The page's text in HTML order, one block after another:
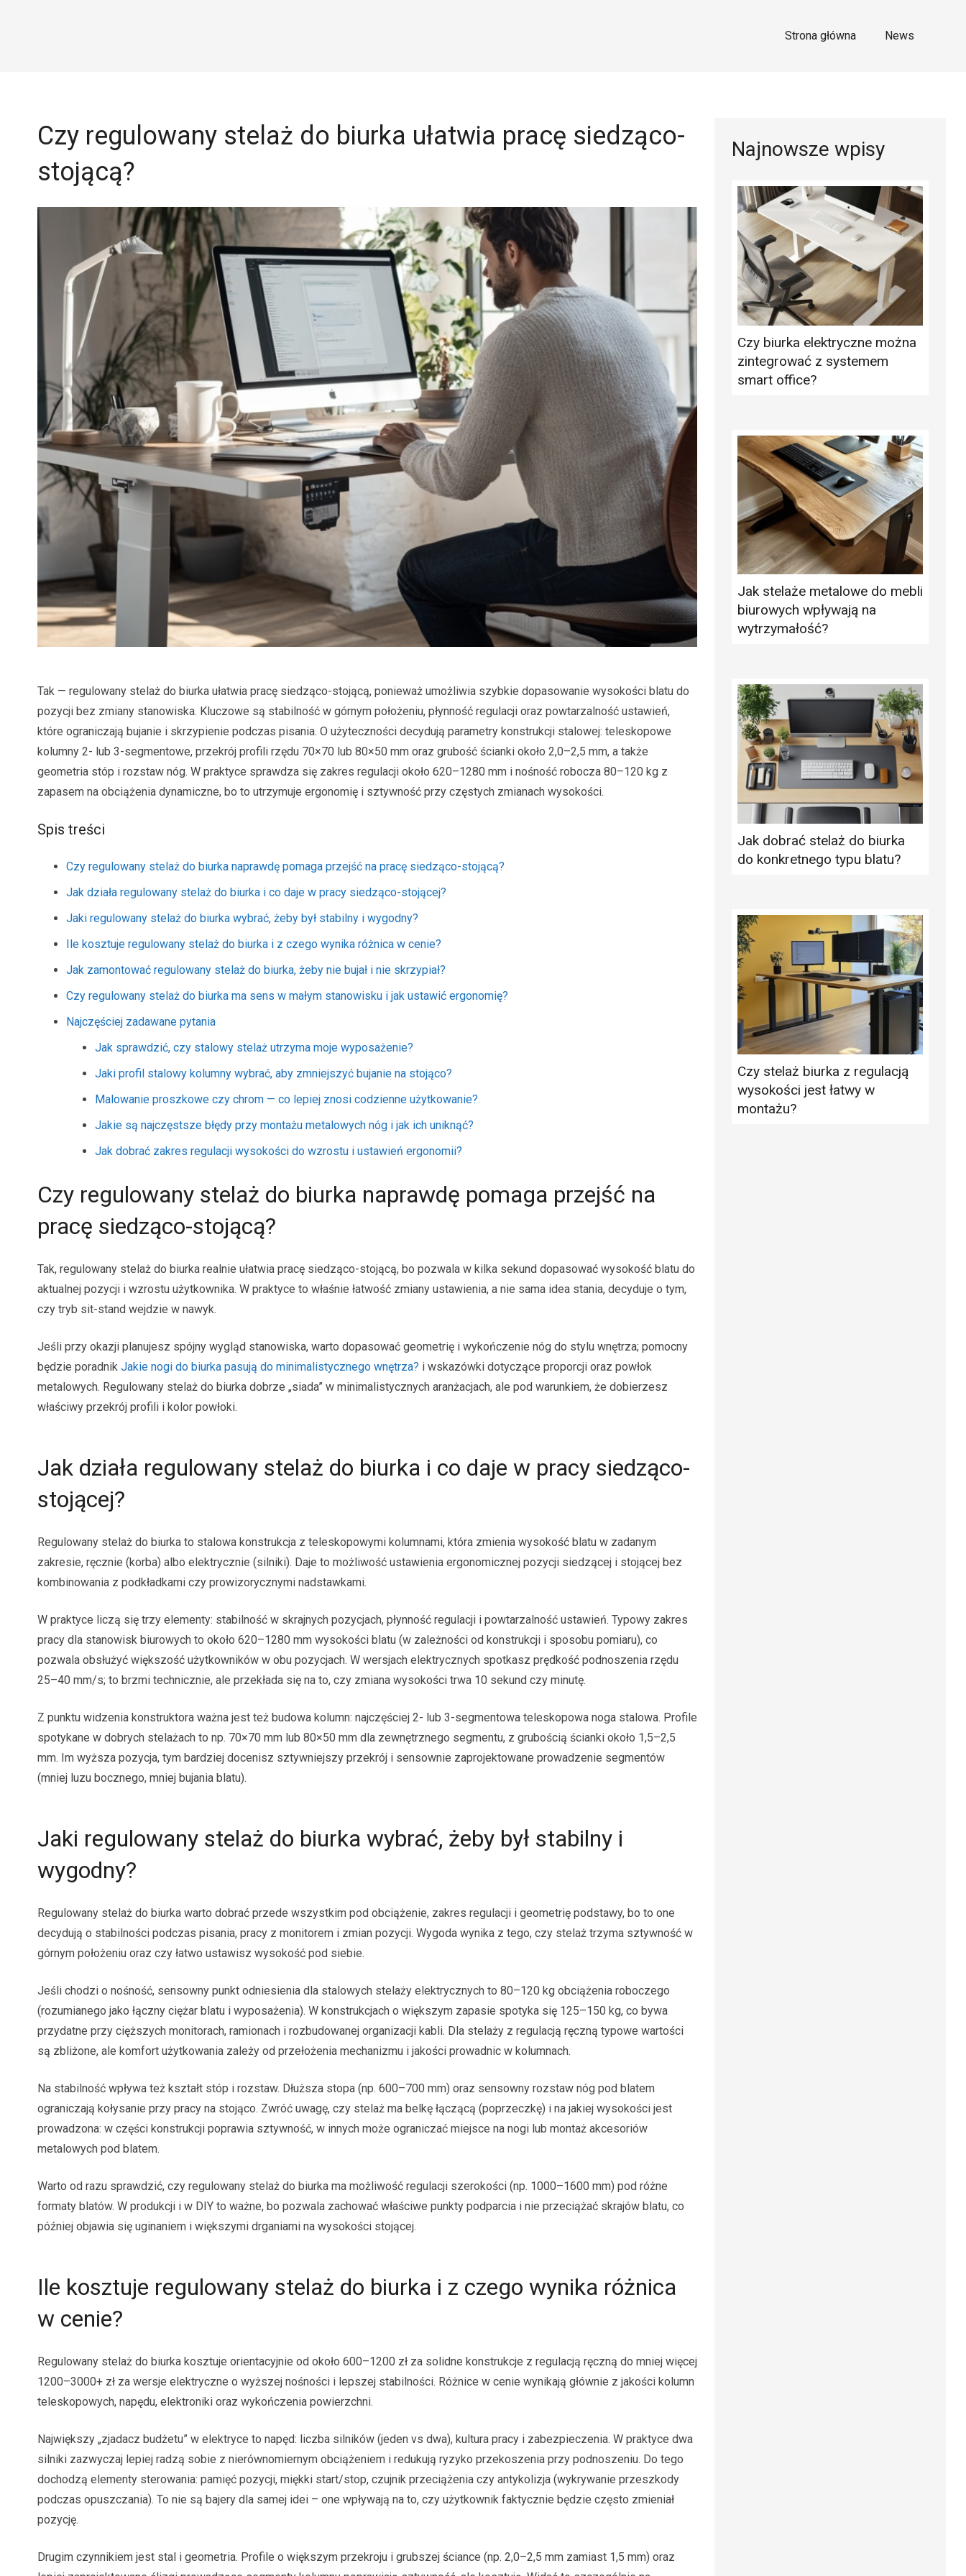
Strona główna News
Czy regulowany stelaż do biurka ułatwia pracę siedząco-
stojącą?
Tak — regulowany stelaż do biurka ułatwia pracę siedząco-stojącą, ponieważ umożliwia szybkie dopasowanie wysokości blatu do
pozycji bez zmiany stanowiska. Kluczowe są stabilność w górnym położeniu, płynność regulacji oraz powtarzalność ustawień,
które ograniczają bujanie i skrzypienie podczas pisania. O użyteczności decydują parametry konstrukcji stalowej: teleskopowe
kolumny 2- lub 3-segmentowe, przekrój profili rzędu 70×70 lub 80×50 mm oraz grubość ścianki około 2,0–2,5 mm, a także
geometria stóp i rozstaw nóg. W praktyce sprawdza się zakres regulacji około 620–1280 mm i nośność robocza 80–120 kg z
zapasem na obciążenia dynamiczne, bo to utrzymuje ergonomię i sztywność przy częstych zmianach wysokości.
Spis treści
Czy regulowany stelaż do biurka naprawdę pomaga przejść na pracę siedząco-stojącą?
Jak działa regulowany stelaż do biurka i co daje w pracy siedząco-stojącej?
Jaki regulowany stelaż do biurka wybrać, żeby był stabilny i wygodny?
Ile kosztuje regulowany stelaż do biurka i z czego wynika różnica w cenie?
Jak zamontować regulowany stelaż do biurka, żeby nie bujał i nie skrzypiał?
Czy regulowany stelaż do biurka ma sens w małym stanowisku i jak ustawić ergonomię?
Najczęściej zadawane pytania
Jak sprawdzić, czy stalowy stelaż utrzyma moje wyposażenie?
Jaki profil stalowy kolumny wybrać, aby zmniejszyć bujanie na stojąco?
Malowanie proszkowe czy chrom — co lepiej znosi codzienne użytkowanie?
Jakie są najczęstsze błędy przy montażu metalowych nóg i jak ich uniknąć?
Jak dobrać zakres regulacji wysokości do wzrostu i ustawień ergonomii?
Czy regulowany stelaż do biurka naprawdę pomaga przejść na
pracę siedząco-stojącą?
Tak, regulowany stelaż do biurka realnie ułatwia pracę siedząco-stojącą, bo pozwala w kilka sekund dopasować wysokość blatu do
aktualnej pozycji i wzrostu użytkownika. W praktyce to właśnie łatwość zmiany ustawienia, a nie sama idea stania, decyduje o tym,
czy tryb sit-stand wejdzie w nawyk.
Jeśli przy okazji planujesz spójny wygląd stanowiska, warto dopasować geometrię i wykończenie nóg do stylu wnętrza; pomocny
będzie poradnik Jakie nogi do biurka pasują do minimalistycznego wnętrza? i wskazówki dotyczące proporcji oraz powłok
metalowych. Regulowany stelaż do biurka dobrze „siada” w minimalistycznych aranżacjach, ale pod warunkiem, że dobierzesz
właściwy przekrój profili i kolor powłoki.
Jak działa regulowany stelaż do biurka i co daje w pracy siedząco-
stojącej?
Regulowany stelaż do biurka to stalowa konstrukcja z teleskopowymi kolumnami, która zmienia wysokość blatu w zadanym
zakresie, ręcznie (korba) albo elektrycznie (silniki). Daje to możliwość ustawienia ergonomicznej pozycji siedzącej i stojącej bez
kombinowania z podkładkami czy prowizorycznymi nadstawkami.
W praktyce liczą się trzy elementy: stabilność w skrajnych pozycjach, płynność regulacji i powtarzalność ustawień. Typowy zakres
pracy dla stanowisk biurowych to około 620–1280 mm wysokości blatu (w zależności od konstrukcji i sposobu pomiaru), co
pozwala obsłużyć większość użytkowników w obu pozycjach. W wersjach elektrycznych spotkasz prędkość podnoszenia rzędu
25–40 mm/s; to brzmi technicznie, ale przekłada się na to, czy zmiana wysokości trwa 10 sekund czy minutę.
Z punktu widzenia konstruktora ważna jest też budowa kolumn: najczęściej 2- lub 3-segmentowa teleskopowa noga stalowa. Profile
spotykane w dobrych stelażach to np. 70×70 mm lub 80×50 mm dla zewnętrznego segmentu, z grubością ścianki około 1,5–2,5
mm. Im wyższa pozycja, tym bardziej docenisz sztywniejszy przekrój i sensownie zaprojektowane prowadzenie segmentów
(mniej luzu bocznego, mniej bujania blatu).
Jaki regulowany stelaż do biurka wybrać, żeby był stabilny i
wygodny?
Regulowany stelaż do biurka warto dobrać przede wszystkim pod obciążenie, zakres regulacji i geometrię podstawy, bo to one
decydują o stabilności podczas pisania, pracy z monitorem i zmian pozycji. Wygoda wynika z tego, czy stelaż trzyma sztywność w
górnym położeniu oraz czy łatwo ustawisz wysokość pod siebie.
Jeśli chodzi o nośność, sensowny punkt odniesienia dla stalowych stelaży elektrycznych to 80–120 kg obciążenia roboczego
(rozumianego jako łączny ciężar blatu i wyposażenia). W konstrukcjach o większym zapasie spotyka się 125–150 kg, co bywa
przydatne przy cięższych monitorach, ramionach i rozbudowanej organizacji kabli. Dla stelaży z regulacją ręczną typowe wartości
są zbliżone, ale komfort użytkowania zależy od przełożenia mechanizmu i jakości prowadnic w kolumnach.
Na stabilność wpływa też kształt stóp i rozstaw. Dłuższa stopa (np. 600–700 mm) oraz sensowny rozstaw nóg pod blatem
ograniczają kołysanie przy pracy na stojąco. Zwróć uwagę, czy stelaż ma belkę łączącą (poprzeczkę) i na jakiej wysokości jest
prowadzona: w części konstrukcji poprawia sztywność, w innych może ograniczać miejsce na nogi lub montaż akcesoriów
metalowych pod blatem.
Warto od razu sprawdzić, czy regulowany stelaż do biurka ma możliwość regulacji szerokości (np. 1000–1600 mm) pod różne
formaty blatów. W produkcji i w DIY to ważne, bo pozwala zachować właściwe punkty podparcia i nie przeciążać skrajów blatu, co
później objawia się uginaniem i większymi drganiami na wysokości stojącej.
Ile kosztuje regulowany stelaż do biurka i z czego wynika różnica
w cenie?
Regulowany stelaż do biurka kosztuje orientacyjnie od około 600–1200 zł za solidne konstrukcje z regulacją ręczną do mniej więcej
1200–3000+ zł za wersje elektryczne o wyższej nośności i lepszej stabilności. Różnice w cenie wynikają głównie z jakości kolumn
teleskopowych, napędu, elektroniki oraz wykończenia powierzchni.
Największy „zjadacz budżetu” w elektryce to napęd: liczba silników (jeden vs dwa), kultura pracy i zabezpieczenia. W praktyce dwa
silniki zazwyczaj lepiej radzą sobie z nierównomiernym obciążeniem i redukują ryzyko przekoszenia przy podnoszeniu. Do tego
dochodzą elementy sterowania: pamięć pozycji, miękki start/stop, czujnik przeciążenia czy antykolizja (wykrywanie przeszkody
podczas opuszczania). To nie są bajery dla samej idei – one wpływają na to, czy użytkownik faktycznie będzie często zmieniał
pozycję.
Drugim czynnikiem jest stal i geometria. Profile o większym przekroju i grubszej ściance (np. 2,0–2,5 mm zamiast 1,5 mm) oraz
Najnowsze wpisy
Czy biurka elektryczne można
zintegrować z systemem
smart office?
Jak stelaże metalowe do mebli
biurowych wpływają na
wytrzymałość?
Jak dobrać stelaż do biurka
do konkretnego typu blatu?
Czy stelaż biurka z regulacją
wysokości jest łatwy w
montażu?